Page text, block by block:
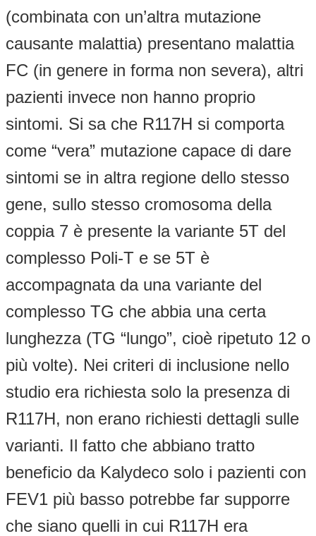
(combinata con un’altra mutazione
causante malattia) presentano malattia
FC (in genere in forma non severa), altri
pazienti invece non hanno proprio
sintomi. Si sa che R117H si comporta
come “vera” mutazione capace di dare
sintomi se in altra regione dello stesso
gene, sullo stesso cromosoma della
coppia 7 è presente la variante 5T del
complesso Poli-T e se 5T è
accompagnata da una variante del
complesso TG che abbia una certa
lunghezza (TG “lungo”, cioè ripetuto 12 o
più volte). Nei criteri di inclusione nello
studio era richiesta solo la presenza di
R117H, non erano richiesti dettagli sulle
varianti. Il fatto che abbiano tratto
beneficio da Kalydeco solo i pazienti con
FEV1 più basso potrebbe far supporre
che siano quelli in cui R117H era